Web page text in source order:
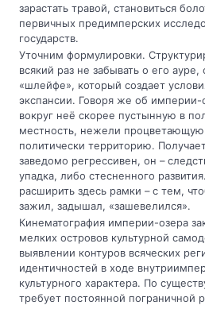
зарастать травой, становиться
первичных предимперских
государств.
Уточним формулировки.
всякий раз не забывать о его
«шлейфе», который создает
экспансии. Говоря же об
вокруг неё скорее пустынную в
местность, нежели процветающую
политически территорию.
заведомо регрессивен, он –
упадка, либо стесненного
расширить здесь рамки – с тем,
зажил, задышал, «зашевелился».
Кинематография империи-озера
мелких островов культурной
выявлении контуров всяческих
идентичностей в ходе
культурного характера. По
требует постоянной пограничной